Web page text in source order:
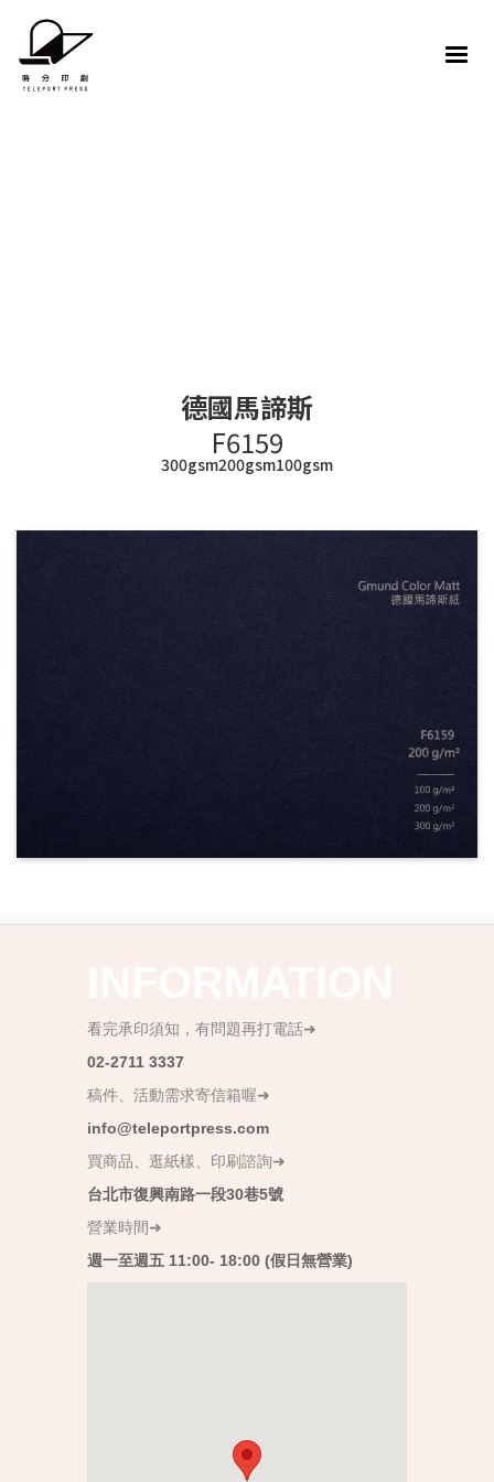
德國馬諦斯
F6159
300gsm200gsm100gsm
看完承印須知，有問題再打電話➜
02-2711 3337
稿件、活動需求寄信箱喔➜
info@teleportpress.com
買商品、逛紙樣、印刷諮詢➜
台北市復興南路一段30巷5號
營業時間➜
週一至週五 11:00- 18:00 (假日無營業)